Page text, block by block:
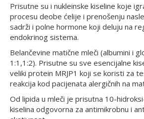
Prisutne su i nukleinske kiseline koje
procesu deobe ćelije i prenošenju
sadrži i polne hormone koji deluju na
endokrinog sistema.
Belančevine matične mleči (albumini i
1:1,1:2). Prisutne su sve esencijalne
veliki protein MRJP1 koji se koristi za
reakcija kod pacijenata alergičnih na
Od lipida u mleči je prisutna 10-
kiselina odgovorna za antimikrobnu i